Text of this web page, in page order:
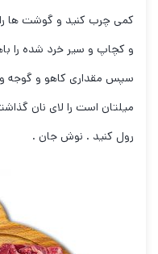
کمی چرب کنید و گوشت ها
و کچاپ و سیر خرد شده را
سپس مقداری کاهو و گوجه و
میلتان است را لای نان
رول کنید . نوش جان .